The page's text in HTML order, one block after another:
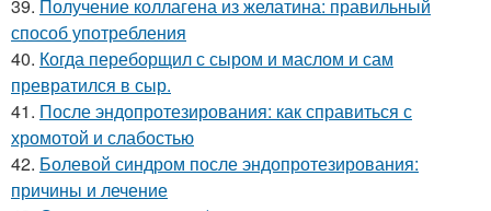
39. Получение коллагена из желатина: правильный
способ употребления
40. Когда переборщил с сыром и маслом и сам
превратился в сыр.
41. После эндопротезирования: как справиться с
хромотой и слабостью
42. Болевой синдром после эндопротезирования:
причины и лечение